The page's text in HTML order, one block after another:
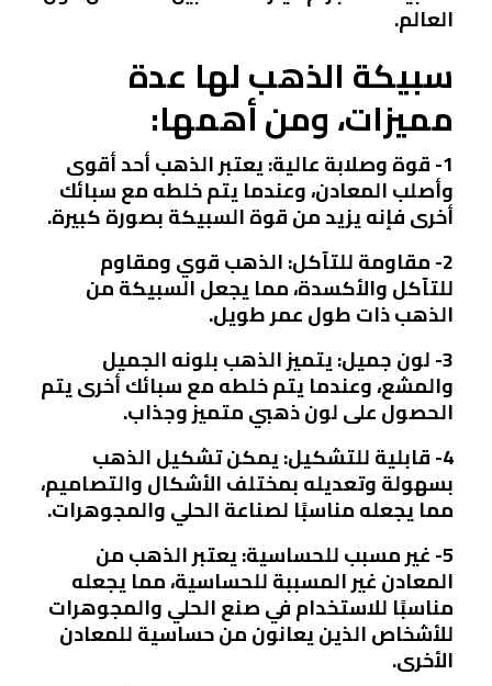
العالم.
سبيكة الذهب لها عدة
مميزات، ومن أهمها:
1- قوة وصلابة عالية: يعتبر الذهب أحد أقوى
وأصلب المعادن، وعندما يتم خلطه مع سبائك
أخرى فإنه يزيد من قوة السبيكة بصورة كبيرة.
2- مقاومة للتآكل: الذهب قوي ومقاوم
للتآكل والأكسدة، مما يجعل السبيكة من
الذهب ذات طول عمر طويل.
3- لون جميل: يتميز الذهب بلونه الجميل
والمشع، وعندما يتم خلطه مع سبائك أخرى يتم
الحصول على لون ذهبي متميز وجذاب.
4- قابلية للتشكيل: يمكن تشكيل الذهب
بسهولة وتعديله بمختلف الأشكال والتصاميم،
مما يجعله مناسبًا لصناعة الحلي والمجوهرات.
5- غير مسبب للحساسية: يعتبر الذهب من
المعادن غير المسببة للحساسية، مما يجعله
مناسبًا للاستخدام في صنع الحلي والمجوهرات
للأشخاص الذين يعانون من حساسية للمعادن
الأخرى.